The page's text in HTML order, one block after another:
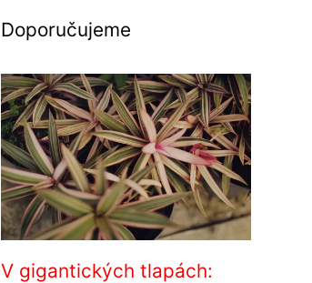
Doporučujeme
V gigantických tlapách: